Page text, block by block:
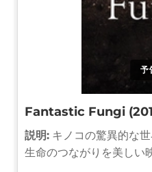
予
Fantastic Fungi
説明: キノコの驚異的な
生命のつながりを美しい